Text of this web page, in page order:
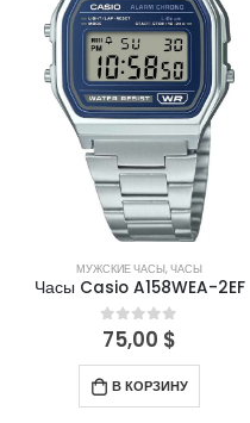
МУЖСКИЕ ЧАСЫ,ЧАСЫ
Часы Casio A158WEA-2EF
0out of 5
75,00 $
В КОРЗИНУ